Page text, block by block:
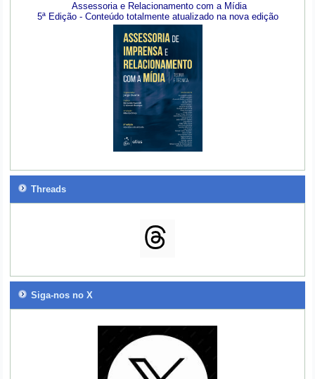
Assessoria e Relacionamento com a Mídia
5ª Edição - Conteúdo totalmente atualizado na nova edição
Threads
Siga-nos no X